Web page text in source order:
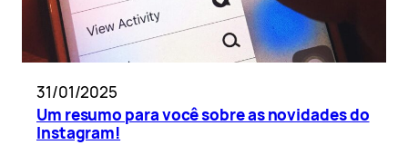
31/01/2025
Um resumo para você sobre as novidades do
Instagram!